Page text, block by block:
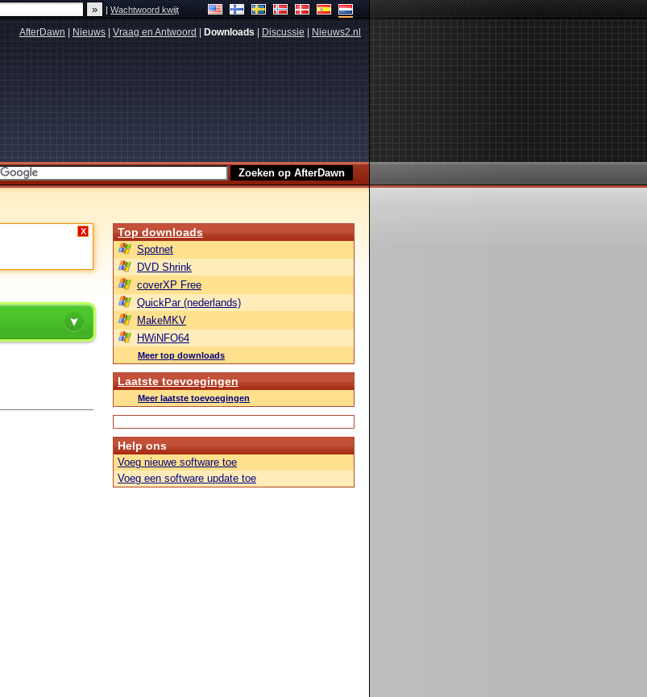
|Wachtwoord kwijt
AfterDawn Nieuws Vraag en Antwoord Downloads Discussie Nieuws2.nl
X Top downloads
Spotnet
DVD Shrink
coverXP Free
QuickPar (nederlands)
MakeMKV
HWiNFO64
Meer top downloads
Laatste toevoegingen
Meer laatste toevoegingen
Help ons
Voeg nieuwe software toe
Voeg een software update toe